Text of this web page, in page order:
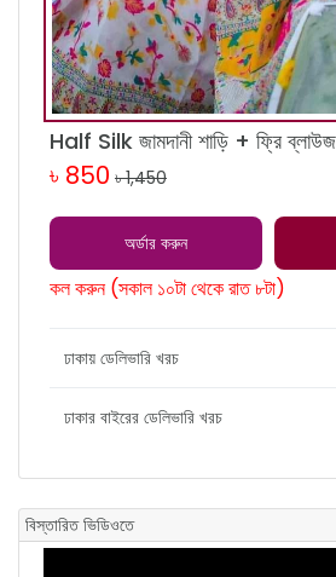
Half Silk জামদানী শাড়ি + ফ্রি
৳ 850 ৳ 1,450
অর্ডার করুন
কল করুন (সকাল ১০টা থেকে রাত ৮টা)
ঢাকায় ডেলিভারি খরচ
ঢাকার বাইরের ডেলিভারি খরচ
বিস্তারিত ভিডিওতে